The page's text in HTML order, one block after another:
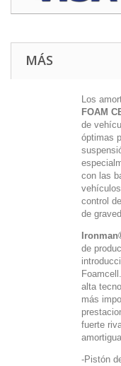
MÁS
Los
FOAM
de
óptimas
con las
control
de
de
alta
más
fuerte
-Pistón